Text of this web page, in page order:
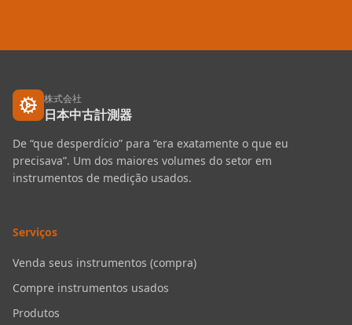
株式会社
日本中古計測器
De “que desperdício” para “era exatamente o que eu
precisava”. Um dos maiores volumes do setor em
instrumentos de medição usados.
Serviços
Venda seus instrumentos (compra)
Compre instrumentos usados
Produtos